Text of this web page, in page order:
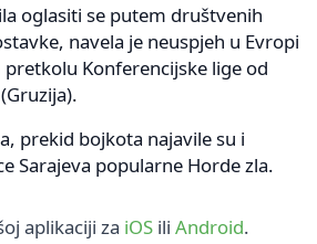
oglasiti se putem društvenih
navela je neuspjeh u Evropi
Konferencijske lige od
prekid bojkota najavile su i
Sarajeva popularne Horde zla.
aplikaciji za iOS ili Android.